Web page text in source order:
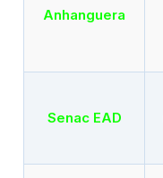
Anhanguera
Senac EAD